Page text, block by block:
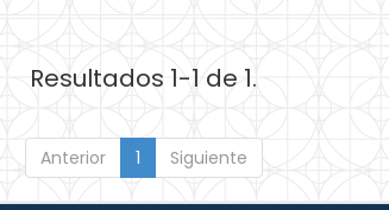
Resultados 1-1 de 1.
Anterior 1 Siguiente